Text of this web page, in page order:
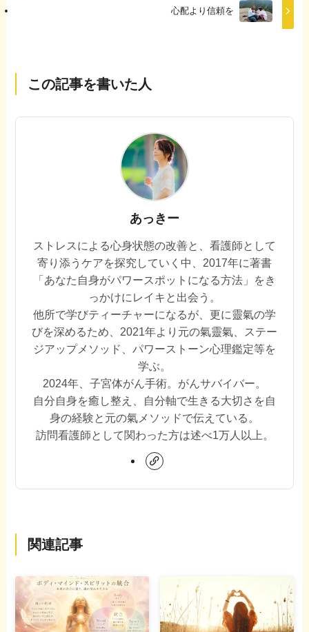
心配より信頼を
この記事を書いた人
あっきー
ストレスによる心身状態の改善と、看護師として
寄り添うケアを探究していく中、2017年に著書
「あなた自身がパワースポットになる方法」をき
っかけにレイキと出会う。
他所で学びティーチャーになるが、更に靈氣の学
びを深めるため、2021年より元の氣靈氣、ステー
ジアップメソッド、パワーストーン心理鑑定等を
学ぶ。
2024年、子宮体がん手術。がんサバイバー。
自分自身を癒し整え、自分軸で生きる大切さを自
身の経験と元の氣メソッドで伝えている。
訪問看護師として関わった方は述べ1万人以上。
関連記事